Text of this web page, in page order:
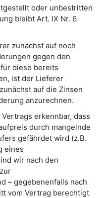
oder unbestritten
bleibt Art. IX Nr. 6
zunächst auf noch
gegen den
diese bereits
ist der Lieferer
auf die Zinsen
anzurechnen.
erkennbar, dass
durch mangelnde
gefährdet wird (z.B.
eines
wir nach den
– gegebenenfalls nach
vom Vertrag berechtigt